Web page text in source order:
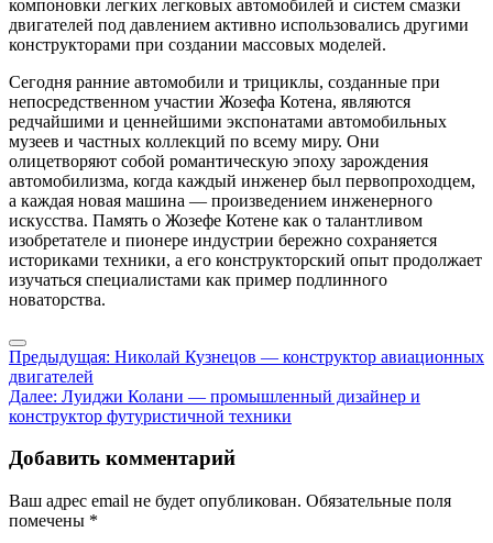
компоновки легких легковых автомобилей и систем смазки
двигателей под давлением активно использовались другими
конструкторами при создании массовых моделей.
Сегодня ранние автомобили и трициклы, созданные при
непосредственном участии Жозефа Котена, являются
редчайшими и ценнейшими экспонатами автомобильных
музеев и частных коллекций по всему миру. Они
олицетворяют собой романтическую эпоху зарождения
автомобилизма, когда каждый инженер был первопроходцем,
а каждая новая машина — произведением инженерного
искусства. Память о Жозефе Котене как о талантливом
изобретателе и пионере индустрии бережно сохраняется
историками техники, а его конструкторский опыт продолжает
изучаться специалистами как пример подлинного
новаторства.
Навигация
по
записям
Предыдущая: Николай Кузнецов — конструктор авиационных
двигателей
Далее: Луиджи Колани — промышленный дизайнер и
конструктор футуристичной техники
Добавить комментарий
Ваш адрес email не будет опубликован. Обязательные поля
помечены *